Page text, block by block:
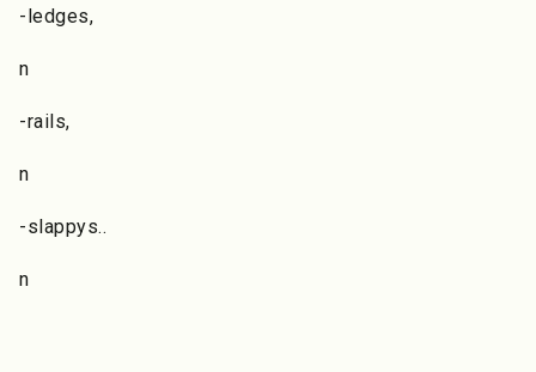
-ledges,
n
-rails,
n
-slappys..
n